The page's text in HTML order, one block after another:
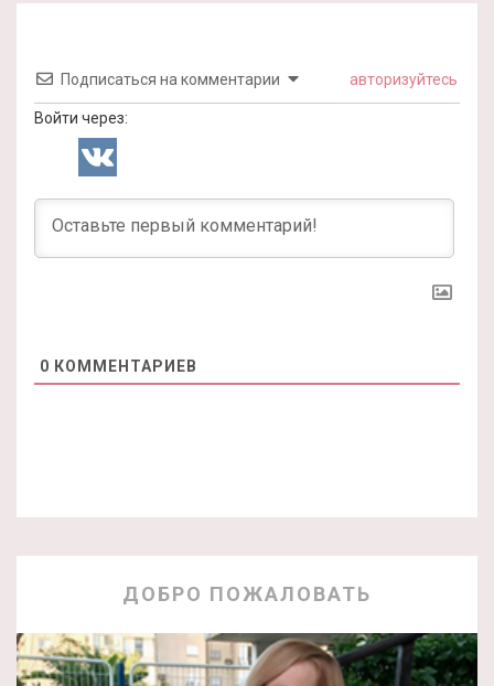
Подписаться на комментарии авторизуйтесь
Войти через:
0 КОММЕНТАРИЕВ
ДОБРО ПОЖАЛОВАТЬ